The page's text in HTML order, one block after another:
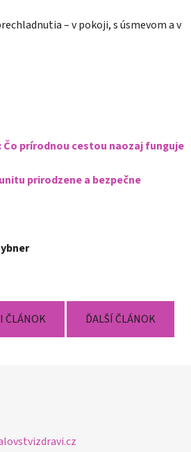
– v pokoji, s úsmevom a v
Čo prírodnou cestou naozaj funguje
prirodzene a bezpečne
ČLÁNOK ĎALŠÍ ČLÁNOK